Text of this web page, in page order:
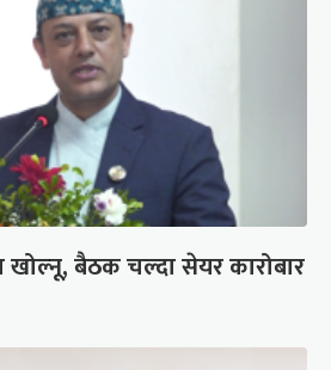
खोल्नू, बैठक चल्दा सेयर कारोबार